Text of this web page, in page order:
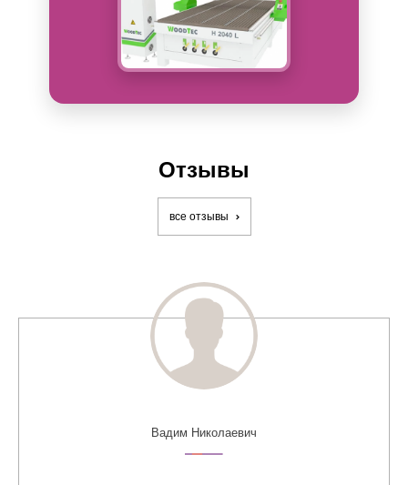
Отзывы
все отзывы
Вадим Николаевич